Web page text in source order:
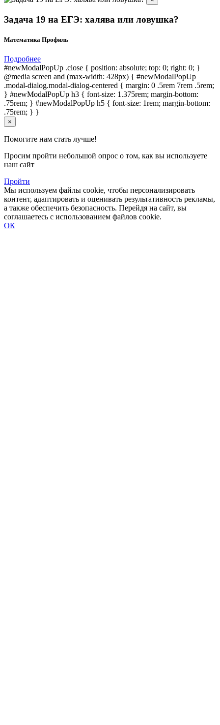
Задача 19 на ЕГЭ: халява или ловушка?
Математика Профиль
Подробнее
#newModalPopUp .close { position: absolute; top: 0; right: 0; }
@media screen and (max-width: 428px) { #newModalPopUp
.modal-dialog.modal-dialog-centered { margin: 0 .5rem 7rem .5rem;
} #newModalPopUp h3 { font-size: 1.375rem; margin-bottom:
.75rem; } #newModalPopUp h5 { font-size: 1rem; margin-bottom:
.75rem; } }
×
Помогите нам стать лучше!
Просим пройти небольшой опрос о том, как вы используете
наш сайт
Пройти
Мы используем файлы cookie, чтобы персонализировать
контент, адаптировать и оценивать результативность рекламы,
а также обеспечить безопасность. Перейдя на сайт, вы
соглашаетесь с использованием файлов cookie.
ОК